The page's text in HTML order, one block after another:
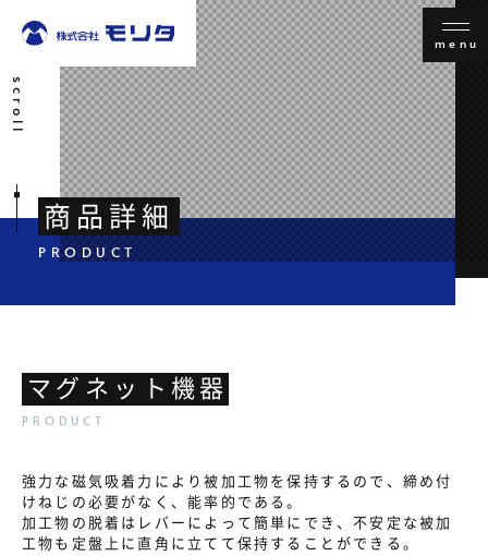
scroll
menu
商品詳細
マグネット機器
強力な磁気吸着力により被加工物を保持するので、締め付
けねじの必要がなく、能率的である。
加工物の脱着はレバーによって簡単にでき、不安定な被加
工物も定盤上に直角に立てて保持することができる。